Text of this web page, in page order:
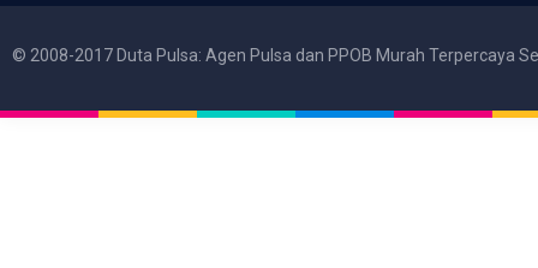
© 2008-2017 Duta Pulsa: Agen Pulsa dan PPOB Murah Terpercaya